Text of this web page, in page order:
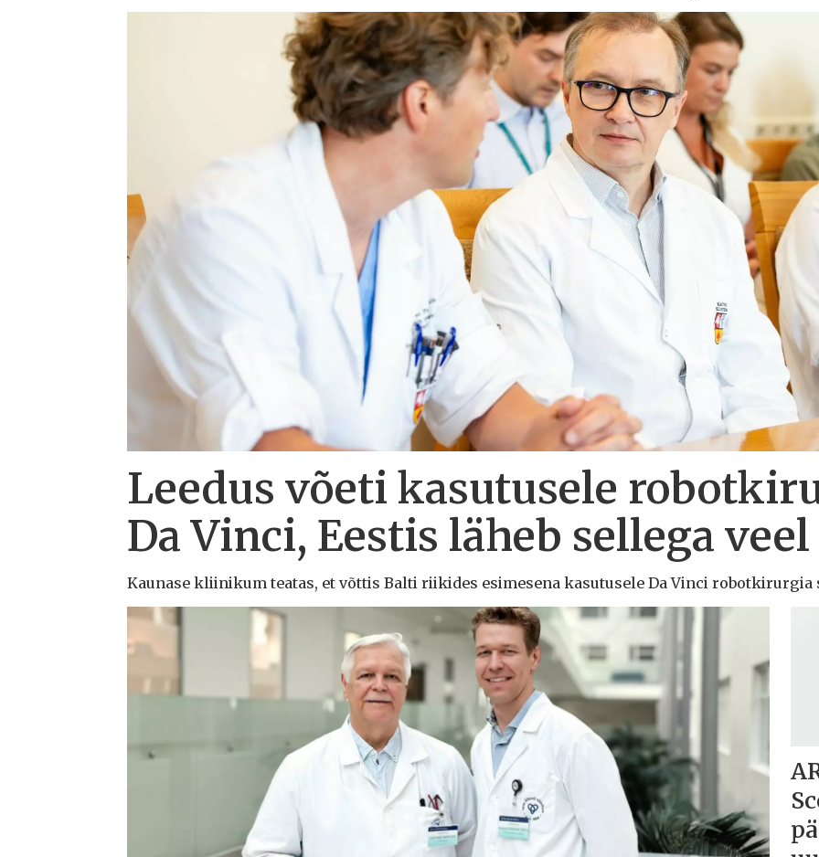
Leedus võeti kasutusele
Da Vinci, Eestis läheb sellega veel
Kaunase kliinikum teatas, et võttis Balti riikides esimesena kasutusele Da Vinci robotkirurgia